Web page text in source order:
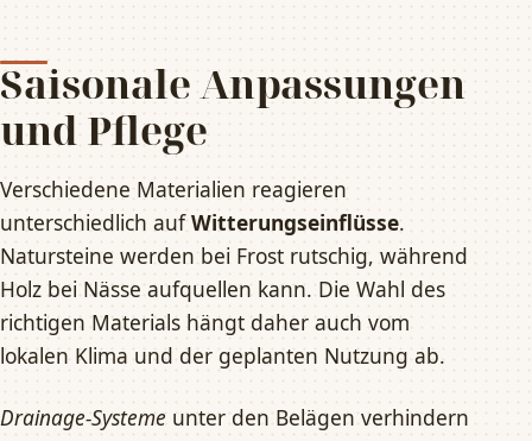
Saisonale Anpassungen
und Pflege
Verschiedene Materialien reagieren
unterschiedlich aufWitterungseinflüsse.
Natursteine werden bei Frost rutschig, während
Holz bei Nässe aufquellen kann. Die Wahl des
richtigen Materials hängt daher auch vom
lokalen Klima und der geplanten Nutzung ab.
Drainage-Systeme unter den Belägen verhindern